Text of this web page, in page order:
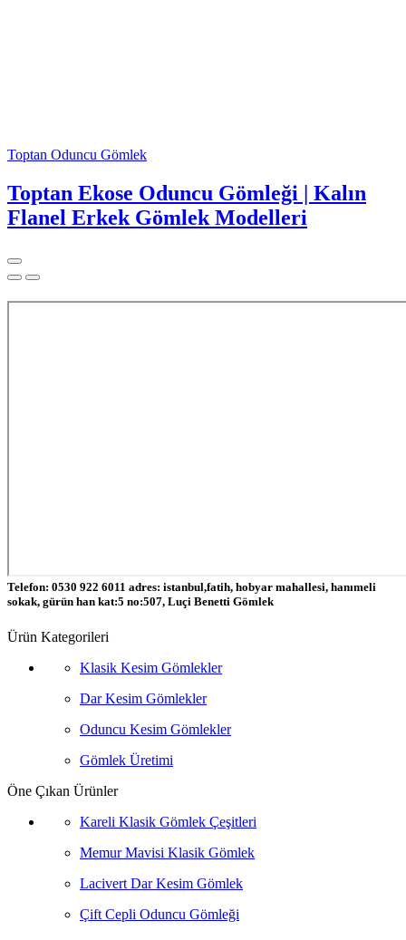
Toptan Oduncu Gömlek
Toptan Ekose Oduncu Gömleği | Kalın
Flanel Erkek Gömlek Modelleri
Telefon: 0530 922 6011 adres: istanbul,fatih, hobyar mahallesi, hanımeli
sokak, gürün han kat:5 no:507, Luçi Benetti Gömlek
Ürün Kategorileri
Klasik Kesim Gömlekler
Dar Kesim Gömlekler
Oduncu Kesim Gömlekler
Gömlek Üretimi
Öne Çıkan Ürünler
Kareli Klasik Gömlek Çeşitleri
Memur Mavisi Klasik Gömlek
Lacivert Dar Kesim Gömlek
Çift Cepli Oduncu Gömleği